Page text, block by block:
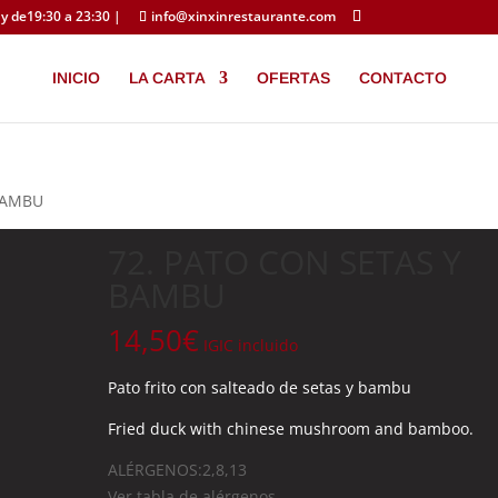
de19:30 a 23:30 | info@xinxinrestaurante.com
INICIO LA CARTA OFERTAS CONTACTO
14,50€ IGIC incluido
Pato frito con salteado de setas y bambu
Fried duck with chinese mushroom and bamboo.
ALÉRGENOS:2,8,13